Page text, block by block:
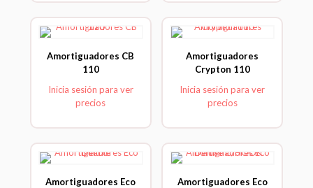
Amortiguadores CB
110
Inicia sesión para ver
precios
Amortiguadores
Crypton 110
Inicia sesión para ver
precios
Amortiguadores Eco
Amortiguadores Eco